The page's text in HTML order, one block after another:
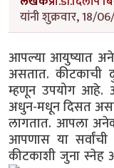
यांनी शुक्रवार, 18/
आपल्या आयुष्यात
असतात. कीटकाची
म्हणून उपयोग आहे.
अधुन-मधून दिसत
लागतात. आपला
आपणास या
कीटकाशी जुना स्नेह